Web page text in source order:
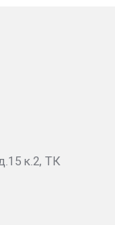
к.2, ТК